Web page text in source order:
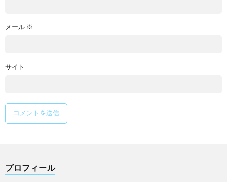
メール ※
サイト
プロフィール